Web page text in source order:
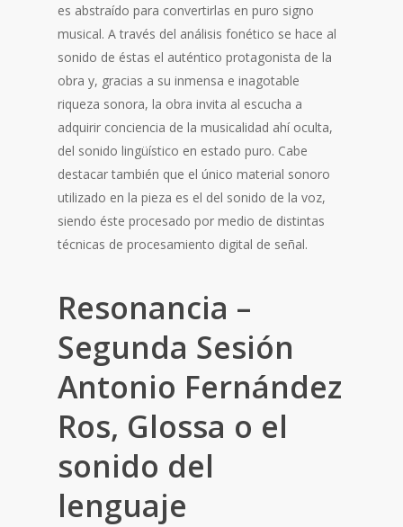
es abstraído para convertirlas en puro signo
musical. A través del análisis fonético se hace al
sonido de éstas el auténtico protagonista de la
obra y, gracias a su inmensa e inagotable
riqueza sonora, la obra invita al escucha a
adquirir conciencia de la musicalidad ahí oculta,
del sonido lingüístico en estado puro. Cabe
destacar también que el único material sonoro
utilizado en la pieza es el del sonido de la voz,
siendo éste procesado por medio de distintas
técnicas de procesamiento digital de señal.
Resonancia –
Segunda Sesión
Antonio Fernández
Ros, Glossa o el
sonido del
lenguaje